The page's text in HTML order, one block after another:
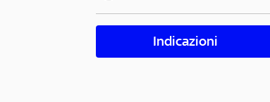
Indicazioni